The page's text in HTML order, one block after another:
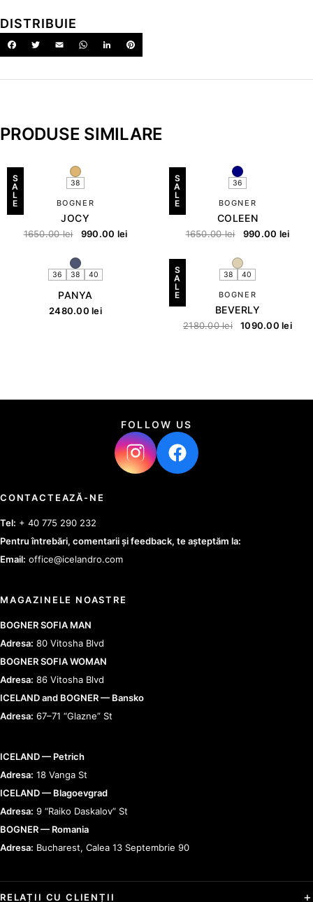
DISTRIBUIE
PRODUSE SIMILARE
S
A
L
E
38
BOGNER
JOCY
1650.00lei 990.00 lei
S
A
L
E
36
BOGNER
COLEEN
1650.00lei 990.00 lei
36 38 40
PANYA
2480.00lei
S
A
L
E
38 40
BOGNER
BEVERLY
2180.00lei 1090.00lei
FOLLOW US
CONTACTEAZĂ-NE
Tel: + 40 775 290 232
Pentru întrebări, comentarii și feedback, te așteptăm la:
Email: office@icelandro.com
MAGAZINELE NOASTRE
BOGNER SOFIA MAN
Adresa: 80 Vitosha Blvd
BOGNER SOFIA WOMAN
Adresa: 86 Vitosha Blvd
ICELAND and BOGNER — Bansko
Adresa: 67–71 “Glazne” St
ICELAND — Petrich
Adresa: 18 Vanga St
ICELAND — Blagoevgrad
Adresa: 9 “Raiko Daskalov” St
BOGNER — Romania
Adresa: Bucharest, Calea 13 Septembrie 90
RELAȚII CU CLIENȚII